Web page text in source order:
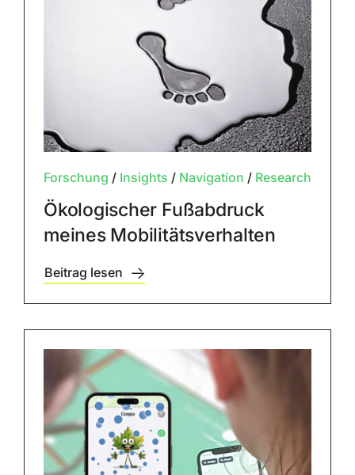
Forschung / Insights / Navigation / Research
Ökologischer Fußabdruck
meines Mobilitätsverhalten
Beitrag lesen